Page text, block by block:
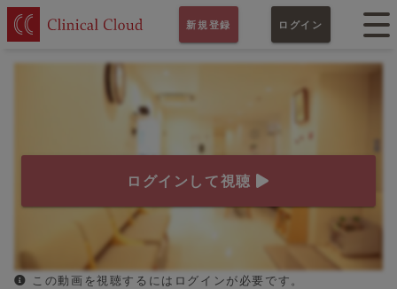
新規登録 ログイン
ログインして視聴
この動画を視聴するにはログインが必要です。